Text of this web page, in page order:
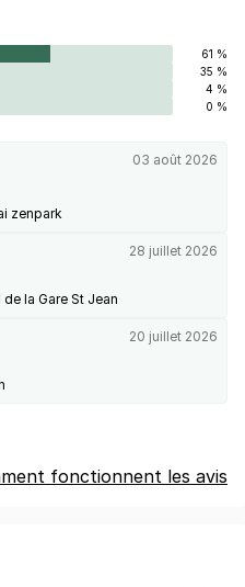
61 %
35 %
4 %
0 %
03 août 2026
zenpark
28 juillet 2026
la Gare St Jean
20 juillet 2026
fonctionnent les avis